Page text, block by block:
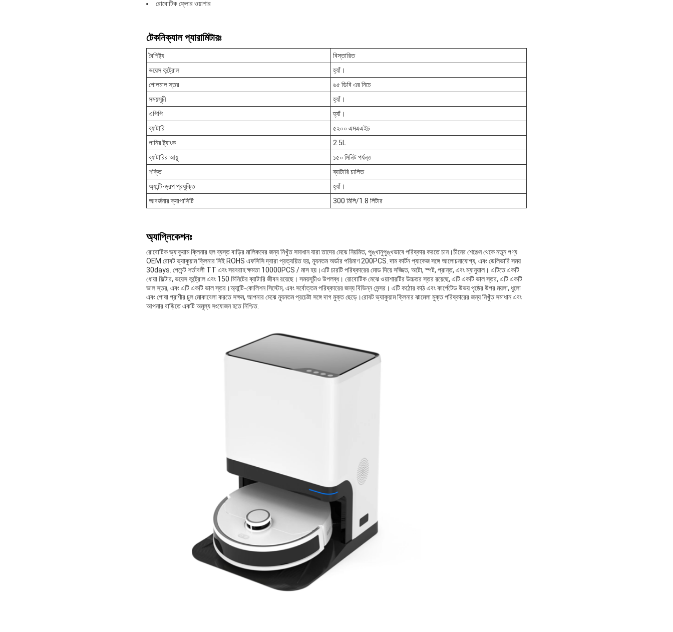
রোবোটিক ফ্লোর ওয়াশার
টেকনিক্যাল প্যারামিটারঃ
বৈশিষ্ট্য
বিস্তারিত
ভয়েস কন্ট্রোল
হ্যাঁ।
গোলমাল স্তর
৬৫ ডিবি এর নিচে
সময়সূচী
হ্যাঁ।
এপিপি
হ্যাঁ।
ব্যাটারি
৫২০০ এমএএইচ
পানির ট্যাংক
2.5L
ব্যাটারির আয়ু
১৫০ মিনিট পর্যন্ত
শক্তি
ব্যাটারি চালিত
অ্যান্টি-ড্রপ প্রযুক্তি
হ্যাঁ।
আবর্জনার ক্যাপাসিটি
300 মিলি/1.8 লিটার
অ্যাপ্লিকেশনঃ
রোবোটিক ভ্যাকুয়াম ক্লিনার হল ব্যস্ত বাড়ির মালিকদের জন্য নিখুঁত সমাধান যারা তাদের মেঝে নিয়মিত, পুঙ্খানুপুঙ্খভাবে পরিষ্কার করতে চান।চীনের শেঞ্জেন থেকে নতুন পণ্য
OEM রোবট ভ্যাকুয়াম ক্লিনার সিই ROHS এফসিসি দ্বারা প্রত্যয়িত হয়, ন্যূনতম অর্ডার পরিমাণ 200PCS. দাম কার্টন প্যাকেজ সঙ্গে আলোচনাযোগ্য, এবং ডেলিভারি সময়
30days. পেমেন্ট শর্তাবলী TT এবং সরবরাহ ক্ষমতা 10000PCS / মাস হয়।এটি চারটি পরিষ্কারের মোড দিয়ে সজ্জিত, অটো, স্পট, প্রান্ত, এবং ম্যানুয়াল। এটিতে একটি
ধোয়া ফিল্টার, ভয়েস কন্ট্রোল এবং 150 মিনিটের ব্যাটারি জীবন রয়েছে। সময়সূচীও উপলব্ধ। রোবোটিক মেঝে ওয়াশারটির উচ্চতর স্তর রয়েছে, এটি একটি ভাল স্তর, এটি একটি
ভাল স্তর, এবং এটি একটি ভাল স্তর।অ্যান্টি-কোলিশন সিস্টেম, এবং সর্বোত্তম পরিষ্কারের জন্য বিভিন্ন সেন্সর। এটি কঠোর কাঠ এবং কার্পেটেড উভয় পৃষ্ঠের উপর ময়লা, ধুলো
এবং পোষা প্রাণীর চুল মোকাবেলা করতে সক্ষম, আপনার মেঝে ন্যূনতম প্রচেষ্টা সঙ্গে দাগ মুক্ত ছেড়ে।রোবট ভ্যাকুয়াম ক্লিনার ঝামেলা মুক্ত পরিষ্কারের জন্য নিখুঁত সমাধান এবং
আপনার বাড়িতে একটি অমূল্য সংযোজন হতে নিশ্চিত.